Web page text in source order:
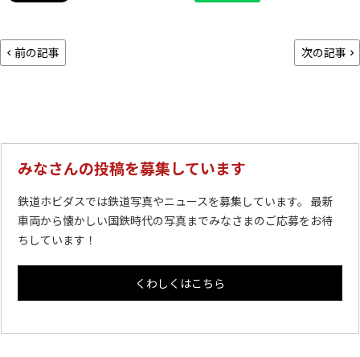
前の記事 次の記事
みなさんの投稿を募集しています
鉄道ホビダスでは鉄道写真やニュースを募集しています。 最新
車両から懐かしい国鉄時代の写真までみなさまのご応募をお待
ちしています！
くわしくはこちら